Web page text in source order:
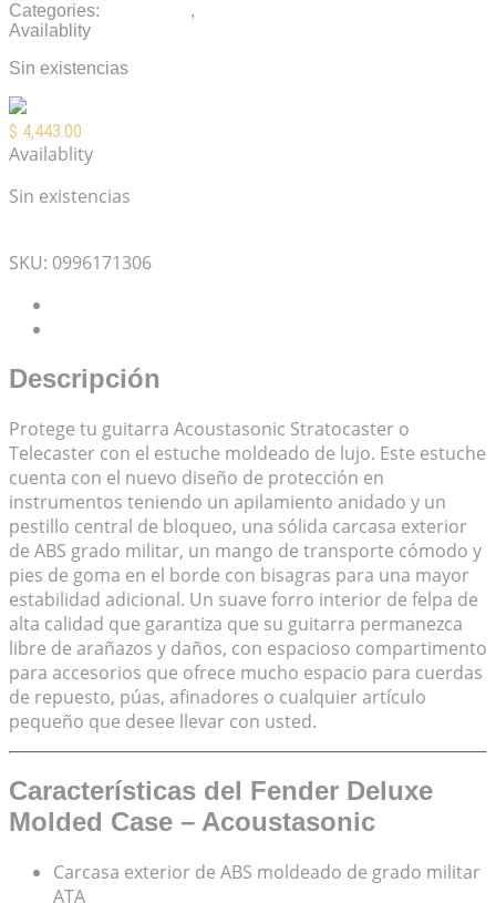
Categories: ,
Availablity
Sin existencias
$ 4,443.00
Availablity
Sin existencias
SKU: 0996171306
Descripción
Protege tu guitarra Acoustasonic Stratocaster o
Telecaster con el estuche moldeado de lujo. Este estuche
cuenta con el nuevo diseño de protección en
instrumentos teniendo un apilamiento anidado y un
pestillo central de bloqueo, una sólida carcasa exterior
de ABS grado militar, un mango de transporte cómodo y
pies de goma en el borde con bisagras para una mayor
estabilidad adicional. Un suave forro interior de felpa de
alta calidad que garantiza que su guitarra permanezca
libre de arañazos y daños, con espacioso compartimento
para accesorios que ofrece mucho espacio para cuerdas
de repuesto, púas, afinadores o cualquier artículo
pequeño que desee llevar con usted.
Características del Fender Deluxe
Molded Case – Acoustasonic
Carcasa exterior de ABS moldeado de grado militar
ATA